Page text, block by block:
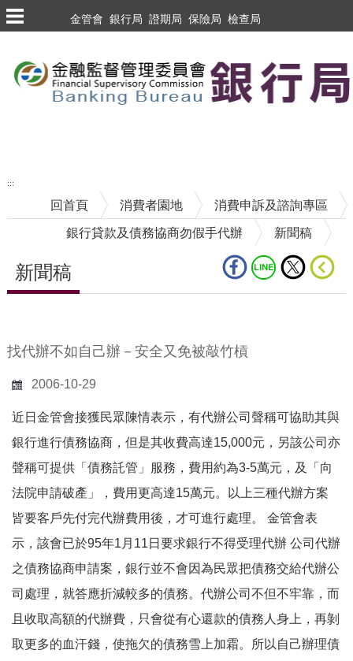
跳到主要內容區塊
金管會 銀行局 證期局 保險局 檢查局
:::
回首頁 消費者園地 消費申訴及諮詢專區
銀行貸款及債務協商勿假手代辦 新聞稿
新聞稿
找代辦不如自己辦－安全又免被敲竹槓
2006-10-29
近日金管會接獲民眾陳情表示，有代辦公司聲稱可協助其與
銀行進行債務協商，但是其收費高達15,000元，另該公司亦
聲稱可提供「債務託管」服務，費用約為3-5萬元，及「向
法院申請破產」，費用更高達15萬元。以上三種代辦方案
皆要客戶先付完代辦費用後，才可進行處理。 金管會表
示，該會已於95年1月11日要求銀行不得受理代辦 公司代辦
之債務協商申請案，銀行並不會因為民眾把債務交給代辦公
司處理，就答應折減較多的債務。代辦公司不但不牢靠，而
且收取高額的代辦費，只會從有心還款的債務人身上，再剝
取更多的血汗錢，使拖欠的債務雪上加霜。所以自己辦理債